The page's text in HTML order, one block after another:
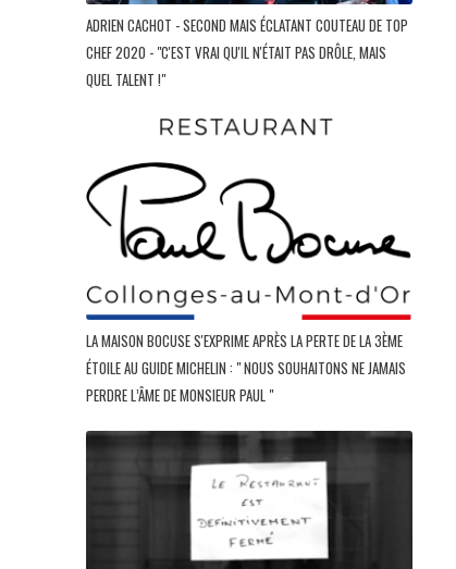
ADRIEN CACHOT - SECOND MAIS ÉCLATANT COUTEAU DE TOP
CHEF 2020 - "C'EST VRAI QU'IL N'ÉTAIT PAS DRÔLE, MAIS
QUEL TALENT !"
LA MAISON BOCUSE S'EXPRIME APRÈS LA PERTE DE LA 3ÈME
ÉTOILE AU GUIDE MICHELIN : " NOUS SOUHAITONS NE JAMAIS
PERDRE L’ÂME DE MONSIEUR PAUL "